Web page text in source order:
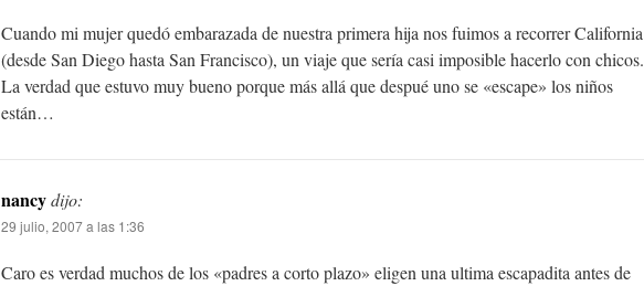
Cuando mi mujer quedó embarazada de nuestra primera hija nos fuimos a recorrer California
(desde San Diego hasta San Francisco), un viaje que sería casi imposible hacerlo con chicos.
La verdad que estuvo muy bueno porque más allá que despué uno se «escape» los niños
están…
nancydijo:
29 julio, 2007 a las 1:36
Caro es verdad muchos de los «padres a corto plazo» eligen una ultima escapadita antes de